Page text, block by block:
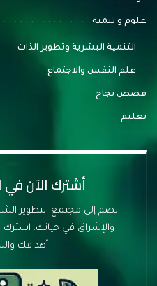
علوم و تنمية
التنمية البشرية وتطوير الذات
علم النفس والاجتماع
قصص نجاح
تعليم
أشترك الآن في
انضم إلى مجتمع التطوير
والإشراق في حياتك. اشترك
أهدافك